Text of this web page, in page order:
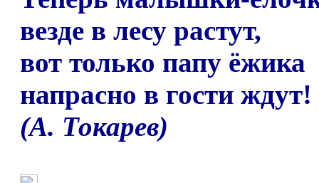
везде в лесу растут,
вот только папу ёжика
напрасно в гости ждут!
(А. Токарев)